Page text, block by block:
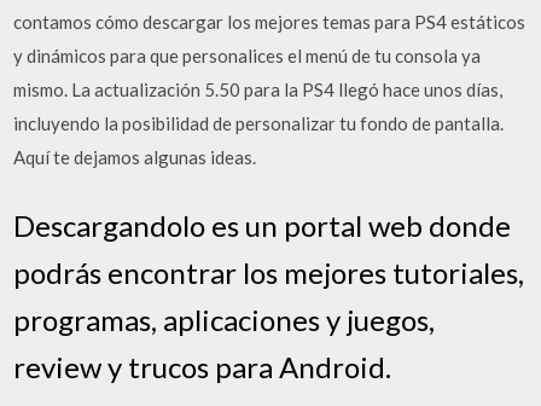
contamos cómo descargar los mejores temas para PS4 estáticos
y dinámicos para que personalices el menú de tu consola ya
mismo. La actualización 5.50 para la PS4 llegó hace unos días,
incluyendo la posibilidad de personalizar tu fondo de pantalla.
Aquí te dejamos algunas ideas.
Descargandolo es un portal web donde
podrás encontrar los mejores tutoriales,
programas, aplicaciones y juegos,
review y trucos para Android.